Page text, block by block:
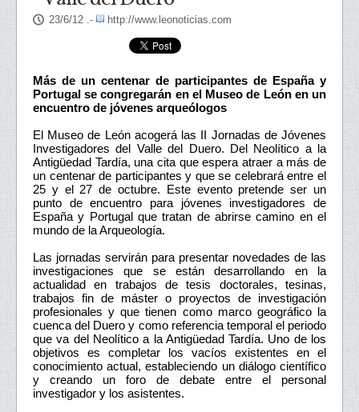
23/6/12 .- http://www.leonoticias.com
Más de un centenar de participantes de España y
Portugal se congregarán en el Museo de León en un
encuentro de jóvenes arqueólogos
El Museo de León acogerá las II Jornadas de Jóvenes
Investigadores del Valle del Duero. Del Neolítico a la
Antigüedad Tardía, una cita que espera atraer a más de
un centenar de participantes y que se celebrará entre el
25 y el 27 de octubre. Este evento pretende ser un
punto de encuentro para jóvenes investigadores de
España y Portugal que tratan de abrirse camino en el
mundo de la Arqueología.
Las jornadas servirán para presentar novedades de las
investigaciones que se están desarrollando en la
actualidad en trabajos de tesis doctorales, tesinas,
trabajos fin de máster o proyectos de investigación
profesionales y que tienen como marco geográfico la
cuenca del Duero y como referencia temporal el periodo
que va del Neolítico a la Antigüedad Tardía. Uno de los
objetivos es completar los vacíos existentes en el
conocimiento actual, estableciendo un diálogo científico
y creando un foro de debate entre el personal
investigador y los asistentes.